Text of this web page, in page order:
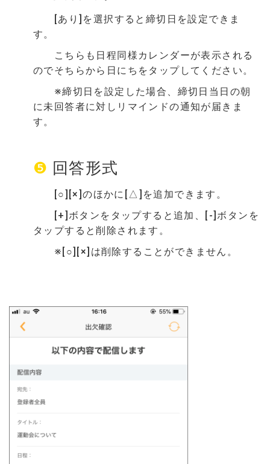
[あり]を選択すると締切日を設定できま
す。
こちらも日程同様カレンダーが表示される
のでそちらから日にちをタップしてください。
※締切日を設定した場合、締切日当日の朝
に未回答者に対しリマインドの通知が届きま
す。
❺ 回答形式
[○][×]のほかに[△]を追加できます。
[+]ボタンをタップすると追加
、[-]ボタンを
タップすると削除されます。
※[○][×]は削除することができません。